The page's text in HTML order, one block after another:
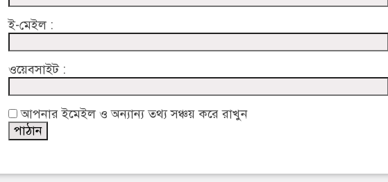
ই-মেইল :
ওয়েবসাইট :
আপনার ইমেইল ও অন্যান্য তথ্য সঞ্চয় করে রাখুন